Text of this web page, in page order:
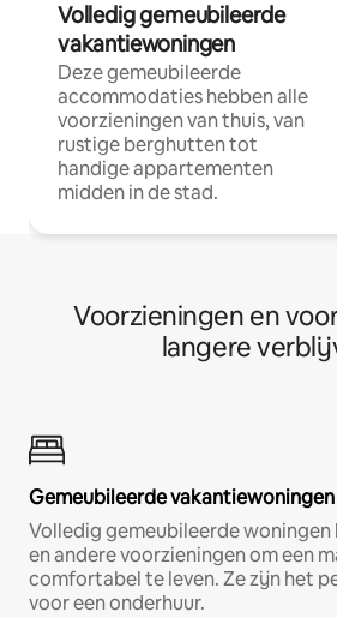
Volledig gemeubileerde
vakantiewoningen
Deze gemeubileerde
accommodaties hebben alle
voorzieningen van thuis, van
rustige berghutten tot
handige appartementen
midden in de stad.
Voorzieningen en
langere
Gemeubileerde vakantiewoningen
Volledig gemeubileerde woningen
en andere voorzieningen om een
comfortabel te leven. Ze zijn het
voor een onderhuur.